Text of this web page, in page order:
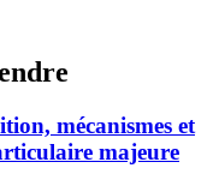
mécanismes et
majeure